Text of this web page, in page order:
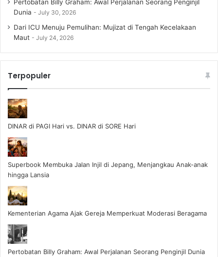
Pertobatan Billy Graham: Awal Perjalanan Seorang Penginjil
Dunia
July 30, 2026
Dari ICU Menuju Pemulihan: Mujizat di Tengah Kecelakaan
Maut
July 24, 2026
Terpopuler
DINAR di PAGI Hari vs. DINAR di SORE Hari
Superbook Membuka Jalan Injil di Jepang, Menjangkau Anak-anak
hingga Lansia
Kementerian Agama Ajak Gereja Memperkuat Moderasi Beragama
Pertobatan Billy Graham: Awal Perjalanan Seorang Penginjil Dunia